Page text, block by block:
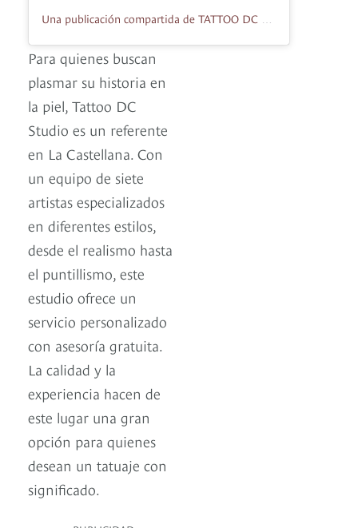
Para quienes buscan
plasmar su historia en
la piel, Tattoo DC
Studio es un referente
en La Castellana. Con
un equipo de siete
artistas especializados
en diferentes estilos,
desde el realismo hasta
el puntillismo, este
estudio ofrece un
servicio personalizado
con asesoría gratuita.
La calidad y la
experiencia hacen de
este lugar una gran
opción para quienes
desean un tatuaje con
significado.